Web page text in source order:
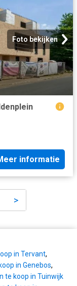
Foto bekijken
informatie
>
in Tervant,
in Genebos,
te koop in Tuinwijk